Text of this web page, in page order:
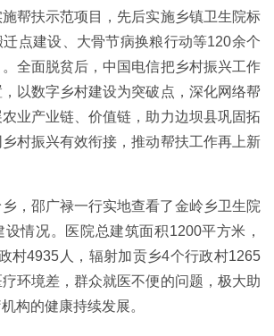
帮扶示范项目，先后实施乡镇卫生院标
点建设、大骨节病换粮行动等120余个
全面脱贫后，中国电信把乡村振兴工作
以数字乡村建设为突破点，深化网络帮
业产业链、价值链，助力边坝县巩固拓
村振兴有效衔接，推动帮扶工作再上新
，邵广禄一行实地查看了金岭乡卫生院
情况。医院总建筑面积1200平方米，
村4935人，辐射加贡乡4个行政村1265
环境差，群众就医不便的问题，极大助
构的健康持续发展。